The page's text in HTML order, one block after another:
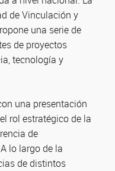
de Vinculación y
una serie de
de proyectos
tecnología y
una presentación
rol estratégico de la
de
lo largo de la
de distintos